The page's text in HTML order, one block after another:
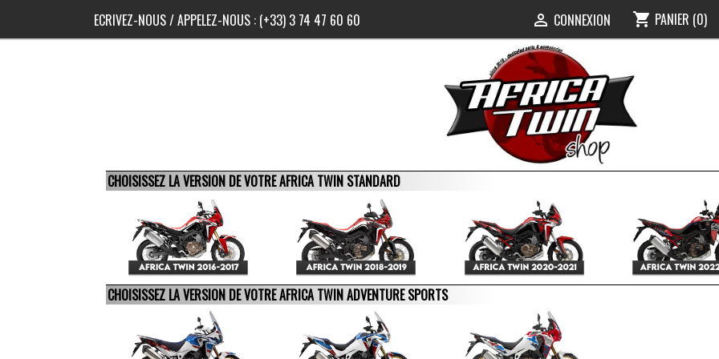
ECRIVEZ-NOUS/ APPELEZ-NOUS : (+33) 3 74 47 60 60  CONNEXION shopping_cart PANIER (0)
CHOISISSEZ LA VERSION DE VOTRE AFRICA TWIN STANDARD
CHOISISSEZ LA VERSION DE VOTRE AFRICA TWIN ADVENTURE SPORTS